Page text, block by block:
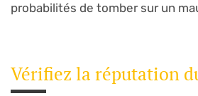
probabilités de tomber sur un
Vérifiez la réputation